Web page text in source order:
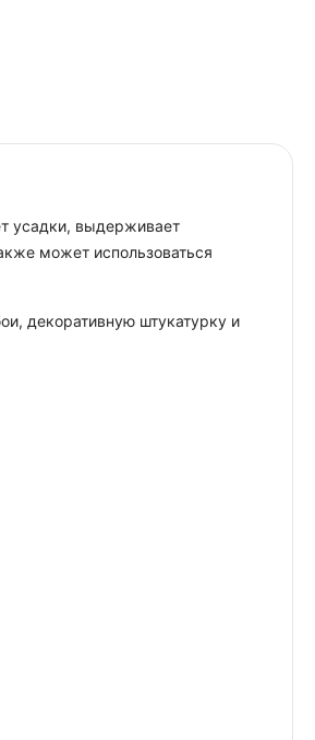
усадки, выдерживает
может использоваться
декоративную штукатурку и